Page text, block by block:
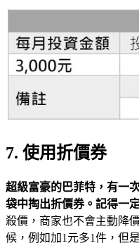
7. 使用折價券
超級富豪的巴菲特，有一
袋中掏出折價券。記得一
殺價，商家也不會主動降
候，例如加1元多1件，但